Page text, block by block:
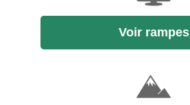
Voir rampes